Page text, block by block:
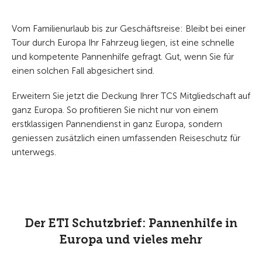
Vom Familienurlaub bis zur Geschäftsreise: Bleibt bei einer
Tour durch Europa Ihr Fahrzeug liegen, ist eine schnelle
und kompetente Pannenhilfe gefragt. Gut, wenn Sie für
einen solchen Fall abgesichert sind.
Erweitern Sie jetzt die Deckung Ihrer TCS Mitgliedschaft auf
ganz Europa. So profitieren Sie nicht nur von einem
erstklassigen Pannendienst in ganz Europa, sondern
geniessen zusätzlich einen umfassenden Reiseschutz für
unterwegs.
Der ETI Schutzbrief: Pannenhilfe in
Europa und vieles mehr